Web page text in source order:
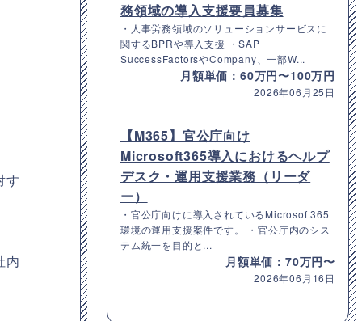
す
内
務領域の導入支援要員募集
・人事労務領域のソリューションサービスに
関するBPRや導入支援 ・SAP
SuccessFactorsやCompany、一部W...
月額単価：60万円〜100万円
2026年06月25日
【M365】官公庁向け
Microsoft365導入におけるヘルプ
デスク・運用支援業務（リーダ
ー）
・官公庁向けに導入されているMicrosoft365
環境の運用支援案件です。 ・官公庁内のシス
テム統一を目的と...
月額単価：70万円〜
2026年06月16日